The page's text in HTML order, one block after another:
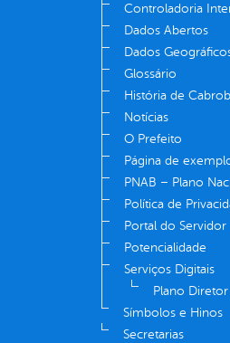
Controladoria
Dados Abertos
Dados
Glossário
História de
Notícias
O Prefeito
Página de
PNAB – Plano
Política de
Portal do Servidor
Potencialidade
Serviços Digitais
Plano Diretor
Símbolos e Hinos
Secretarias